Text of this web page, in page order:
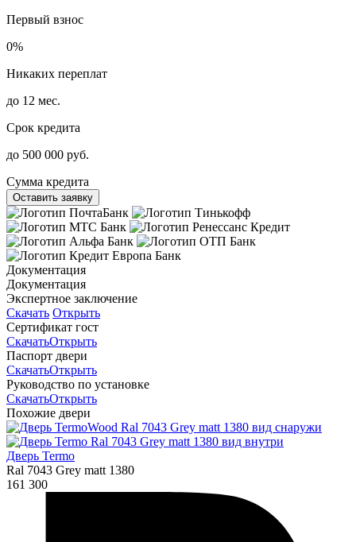
Первый взнос
0%
Никаких переплат
до 12 мес.
Срок кредита
до 500 000 руб.
Сумма кредита
Оставить заявку
Документация
Документация
Экспертное заключение
Скачать Открыть
Сертификат гост
СкачатьОткрыть
Паспорт двери
СкачатьОткрыть
Руководство по установке
СкачатьОткрыть
Похожие двери
Дверь Termo
Ral 7043 Grey matt 1380
161 300